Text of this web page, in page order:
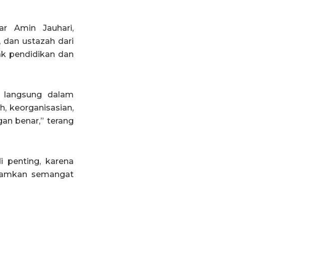
Amin Jauhari,
dan ustazah dari
pendidikan dan
dalam
keorganisasian,
benar,” terang
penting, karena
semangat